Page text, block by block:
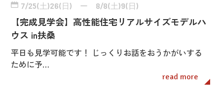
7/25(土)26(日) ー 8/8(土)9(日)
【完成見学会】高性能住宅リアルサイズモデルハ
ウス in扶桑
平日も見学可能です！ じっくりお話をおうかがいする
ために予…
read more